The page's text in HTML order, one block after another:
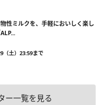
性ミルクを、手軽においしく楽し
（土）23:59まで
ー一覧を見る